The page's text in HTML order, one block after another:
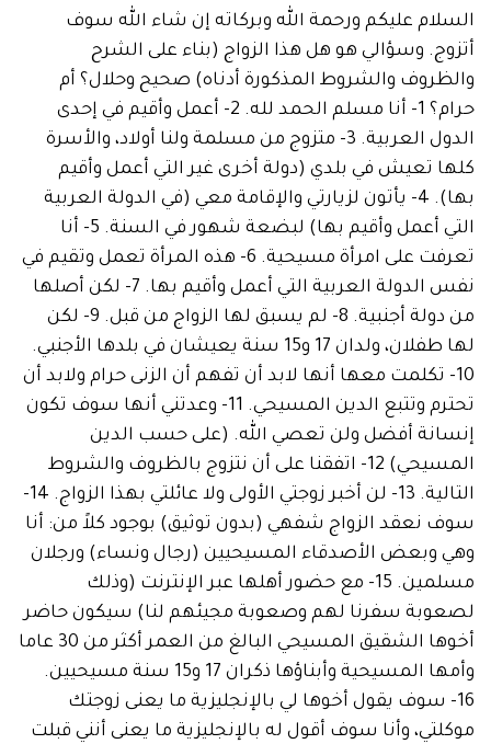
عليكم ورحمة الله وبركاته إن شاء الله سوف
وسؤالي هو هل هذا الزواج (بناء على الشرح
والشروط المذكورة أدناه) صحيح وحلال؟ أم
حرام؟ 1- أنا مسلم الحمد لله. 2- أعمل وأقيم في إحدى
الدول العربية. 3- متزوج من مسلمة ولنا أولاد، والأسرة
تعيش في بلدي (دولة أخرى غير التي أعمل وأقيم
بها). 4- يأتون لزيارتي والإقامة معي (في الدولة العربية
التي أعمل وأقيم بها) لبضعة شهور في السنة. 5- أنا
تعرفت على امرأة مسيحية. 6- هذه المرأة تعمل وتقيم في
نفس الدولة العربية التي أعمل وأقيم بها. 7- لكن أصلها
من دولة أجنبية. 8- لم يسبق لها الزواج من قبل. 9- لكن
لها طفلان، ولدان 17 و15 سنة يعيشان في بلدها الأجنبي.
تكلمت معها أنها لابد أن تفهم أن الزنى حرام ولابد أن
تحترم وتتبع الدين المسيحي. 11- وعدتني أنها سوف تكون
أفضل ولن تعصي الله. (على حسب الدين
المسيحي) 12- اتفقنا على أن نتزوج بالظروف والشروط
التالية. 13- لن أخبر زوجتي الأولى ولا عائلتي بهذا الزواج. 14-
الزواج شفهي (بدون توثيق) بوجود كلاً من: أنا
الأصدقاء المسيحيين (رجال ونساء) ورجلان
مسلمين. 15- مع حضور أهلها عبر الإنترنت (وذلك
سفرنا لهم وصعوبة مجيئهم لنا) سيكون حاضر
أخوها الشقيق المسيحي البالغ من العمر أكثر من 30 عاما
وأمها المسيحية وأبناؤها ذكران 17 و15 سنة مسيحيين.
سوف يقول أخوها لي بالإنجليزية ما يعنى زوجتك
وأنا سوف أقول له بالإنجليزية ما يعنى أنني قبلت